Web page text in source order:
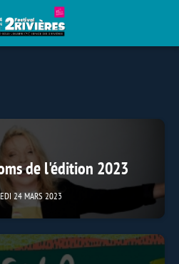
de l'édition 2023
24 MARS 2023